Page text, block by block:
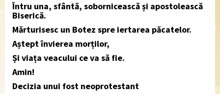
Întru una, sfântă, sobornicească și apostolească
Biserică.
Mărturisesc un Botez spre iertarea păcatelor.
Aștept învierea morților,
Și viața veacului ce va să fie.
Amin!
Decizia unui fost neoprotestant